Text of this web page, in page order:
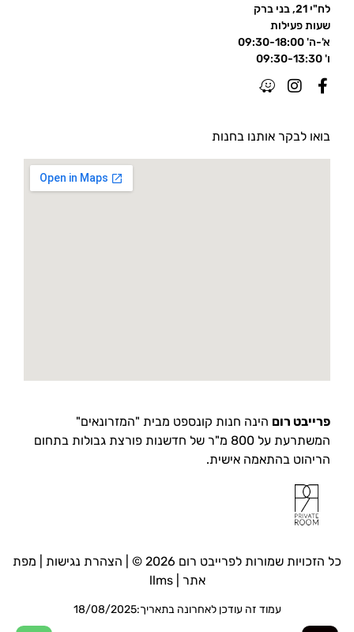
לח"י 21, בני ברק
שעות פעילות
א'-ה' 09:30-18:00
ו' 09:30-13:30
בואו לבקר אותנו בחנות
פרייבט רום הינה חנות קונספט מבית "המזרונאים"
המשתרעת על 800 מ"ר של חדשנות פורצת גבולות בתחום
הריהוט בהתאמה אישית.
כל הזכויות שמורות לפרייבט רום 2026 © | הצהרת נגישות
מפת
אתר |
llms
עמוד זה עודכן לאחרונה בתאריך:18/08/2025